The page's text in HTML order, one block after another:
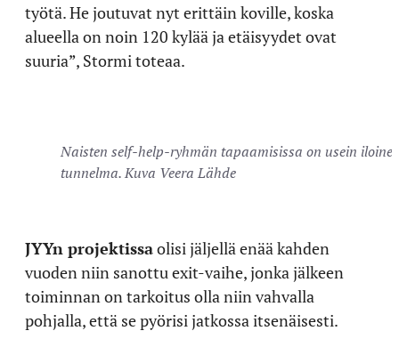
työtä. He joutuvat nyt erittäin koville, koska
alueella on noin 120 kylää ja etäisyydet ovat
suuria”, Stormi toteaa.
Naisten self-help-ryhmän tapaamisissa on usein
tunnelma. Kuva Veera Lähde
JYYn projektissaolisi jäljellä enää kahden
vuoden niin sanottu exit-vaihe, jonka jälkeen
toiminnan on tarkoitus olla niin vahvalla
pohjalla, että se pyörisi jatkossa itsenäisesti.